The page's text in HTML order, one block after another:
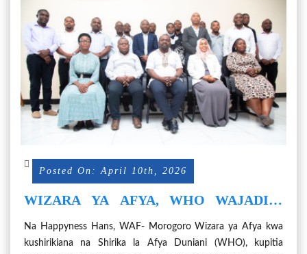
Posted On: April 10th, 2026
WIZARA YA AFYA, WHO WAJADILI
MAZINGIRA KULINDA AFYA YA JAMII
Na Happyness Hans, WAF- Morogoro Wizara ya Afya kwa
kushirikiana na Shirika la Afya Duniani (WHO), kupitia